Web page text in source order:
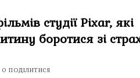
студії Pixar, які
боротися зі
0 ПОДІЛИТИСЯ